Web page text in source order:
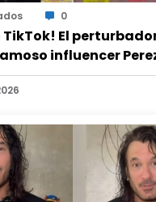
0
TikTok! El
influencer
a sus fans a